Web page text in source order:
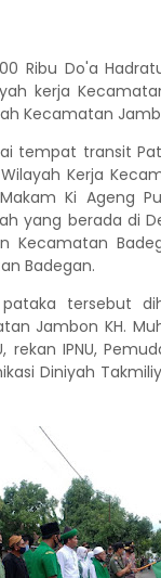
Ribu Do'a
kerja
Kecamatan
tempat transit
Kerja
Ki Ageng
yang berada di
Kecamatan
Badegan.
tersebut
Jambon KH.
rekan IPNU,
Diniyah